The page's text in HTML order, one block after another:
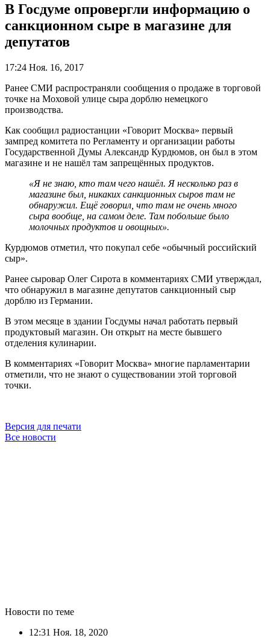
В Госдуме опровергли информацию о
санкционном сыре в магазине для
депутатов
17:24 Ноя. 16, 2017
Ранее СМИ распространяли сообщения о продаже в торговой
точке на Моховой улице сыра дорблю немецкого
производства.
Как сообщил радиостанции «Говорит Москва» первый
зампред комитета по Регламенту и организации работы
Государственной Думы Александр Курдюмов, он был в этом
магазине и не нашёл там запрещённых продуктов.
«Я не знаю, кто там чего нашёл. Я несколько раз в
магазине был, никаких санкционных сыров там не
обнаружил. Ещё говорил, что там не очень много
сыра вообще, на самом деле. Там побольше было
молочных продуктов и овощных».
Курдюмов отметил, что покупал себе «обычный российский
сыр».
Ранее сыровар Олег Сирота в комментариях СМИ утверждал,
что обнаружил в магазине депутатов санкционный сыр
дорблю из Германии.
В этом месяце в здании Госдумы начал работать первый
продуктовый магазин. Он открыт на месте бывшего
отделения кулинарии.
В комментариях «Говорит Москва» многие парламентарии
отметили, что не знают о существовании этой торговой
точки.
Версия для печати
Все новости
Новости по теме
12:31 Ноя. 18, 2020